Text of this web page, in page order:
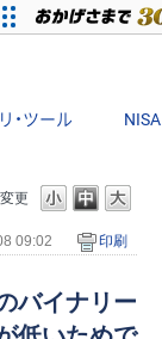
・ツール NISA
更
09:02 印刷
バイナリー